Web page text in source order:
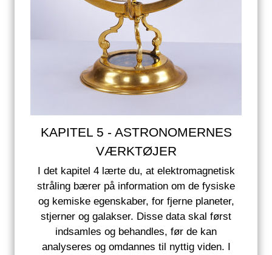
KAPITEL 5 - ASTRONOMERNES
VÆRKTØJER
I det kapitel 4 lærte du, at elektromagnetisk
stråling bærer på information om de fysiske
og kemiske egenskaber, for fjerne planeter,
stjerner og galakser. Disse data skal først
indsamles og behandles, før de kan
analyseres og omdannes til nyttig viden. I